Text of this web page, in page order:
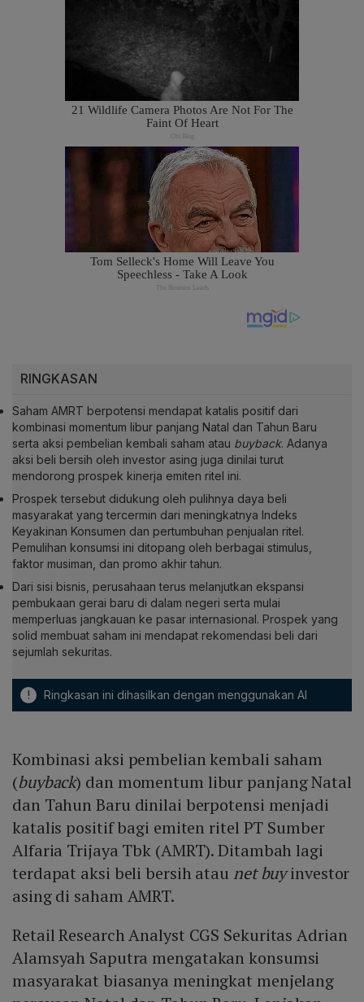
RINGKASAN
Saham AMRT berpotensi mendapat katalis positif dari
kombinasi momentum libur panjang Natal dan Tahun Baru
serta aksi pembelian kembali saham atau buyback. Adanya
aksi beli bersih oleh investor asing juga dinilai turut
mendorong prospek kinerja emiten ritel ini.
Prospek tersebut didukung oleh pulihnya daya beli
masyarakat yang tercermin dari meningkatnya Indeks
Keyakinan Konsumen dan pertumbuhan penjualan ritel.
Pemulihan konsumsi ini ditopang oleh berbagai stimulus,
faktor musiman, dan promo akhir tahun.
Dari sisi bisnis, perusahaan terus melanjutkan ekspansi
pembukaan gerai baru di dalam negeri serta mulai
memperluas jangkauan ke pasar internasional. Prospek yang
solid membuat saham ini mendapat rekomendasi beli dari
sejumlah sekuritas.
! Ringkasan ini dihasilkan dengan menggunakan AI
Kombinasi aksi pembelian kembali saham
(buyback) dan momentum libur panjang Natal
dan Tahun Baru dinilai berpotensi menjadi
katalis positif bagi emiten ritel PT Sumber
Alfaria Trijaya Tbk (AMRT). Ditambah lagi
terdapat aksi beli bersih atau net buyinvestor
asing di saham AMRT.
Retail Research Analyst CGS Sekuritas Adrian
Alamsyah Saputra mengatakan konsumsi
masyarakat biasanya meningkat menjelang